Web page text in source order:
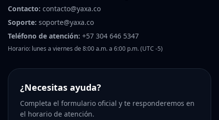
Contacto: contacto@yaxa.co
Soporte: soporte@yaxa.co
Teléfono de atención: +57 304 646 5347
Horario: lunes a viernes de 8:00 a.m. a 6:00 p.m. (UTC -5)
¿Necesitas ayuda?
Completa el formulario oficial y te responderemos en
el horario de atención.